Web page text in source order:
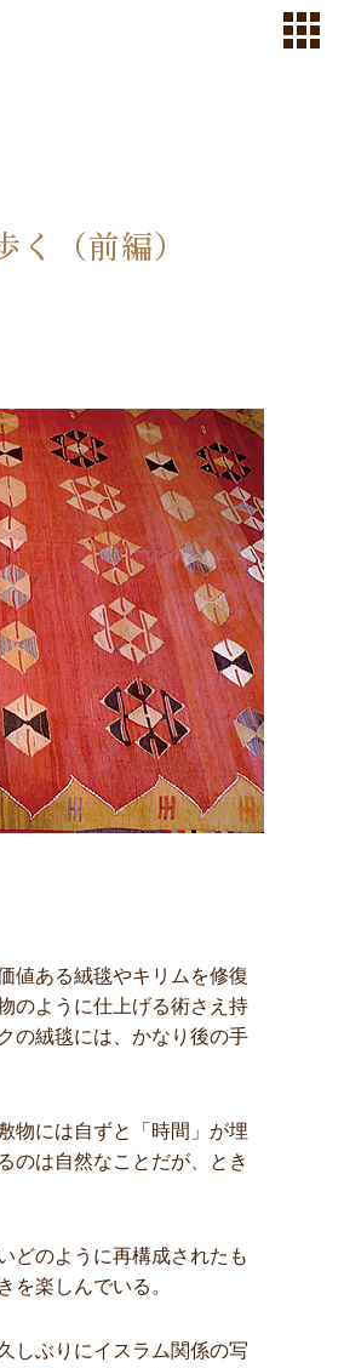
（前編）
値ある絨毯やキリムを修復
のように仕上げる術さえ持
の絨毯には、かなり後の手
物には自ずと「時間」が埋
のは自然なことだが、とき
どのように再構成されたも
を楽しんでいる。
しぶりにイスラム関係の写